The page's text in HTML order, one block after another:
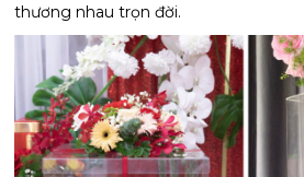
thương nhau trọn đời.